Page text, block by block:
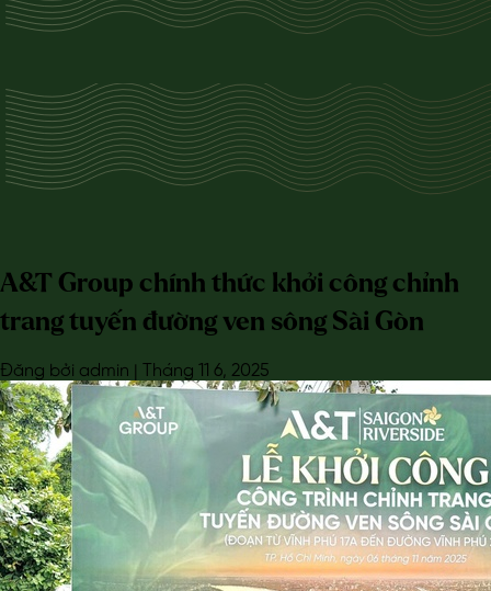
A&T Group chính thức khởi công chỉnh
trang tuyến đường ven sông Sài Gòn
Đăng bởi admin | Tháng 11 6, 2025